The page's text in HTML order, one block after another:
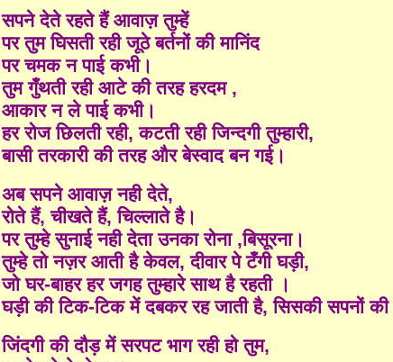
सपने देते रहते हैं आवाज़तुम्हें
पर तुम घिसती रही जूठे बर्तनों की मानिंद
पर चमक न पाई कभी।
तुम गुँथती रही आटे की तरह हरदम ,
आकार न ले पाई कभी।
हर रोज छिलती रही, कटती रही जिन्दगी तुम्हारी,
बासी तरकारी की तरह और बेस्वाद बन गई।
अब सपने आवाज़नही देते,
रोते हैं, चीखते हैं, चिल्लाते है।
पर तुम्हे सुनाई नही देता उनका रोना ,बिसूरना।
तुम्हे तोनज़रआती है केवल, दीवार पेटँगीघड़ी,
जो घर-बाहर हर जगह तुम्हारे साथ है रहती ।
घड़ी की टिक-टिक में दबकर रह जाती है, सिसकी सपनों
जिंदगी की दौड़ में सरपट भाग रही हो तुम,